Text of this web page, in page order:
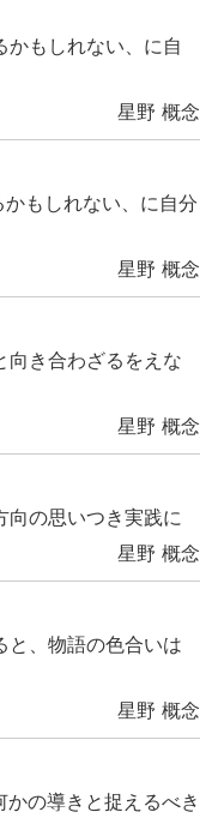
もしれない、に自
星野 概念
もしれない、に自分
星野 概念
き合わざるをえな
星野 概念
の思いつき実践に
星野 概念
、物語の色合いは
星野 概念
の導きと捉えるべき